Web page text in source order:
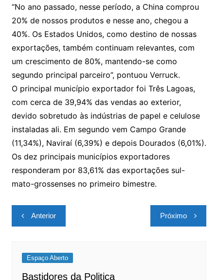
“No ano passado, nesse período, a China comprou
20% de nossos produtos e nesse ano, chegou a
40%. Os Estados Unidos, como destino de nossas
exportações, também continuam relevantes, com
um crescimento de 80%, mantendo-se como
segundo principal parceiro”, pontuou Verruck.
O principal município exportador foi Três Lagoas,
com cerca de 39,94% das vendas ao exterior,
devido sobretudo às indústrias de papel e celulose
instaladas ali. Em segundo vem Campo Grande
(11,34%), Naviraí (6,39%) e depois Dourados (6,01%).
Os dez principais municípios exportadores
responderam por 83,61% das exportações sul-
mato-grossenses no primeiro bimestre.
Navegação
de
Anterior Próximo
Espaço Aberto
Bastidores da Politica